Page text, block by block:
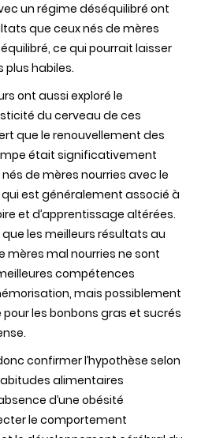
un régime déséquilibré ont
que ceux nés de mères
ce qui pourrait laisser
plus habiles.
ont aussi exploré le
du cerveau de ces
que le renouvellement des
était significativement
de mères nourries avec le
est généralement associé à
et d’apprentissage altérées.
les meilleurs résultats au
mères mal nourries ne sont
compétences
mais possiblement
les bonbons gras et sucrés
confirmer l’hypothèse selon
alimentaires
d’une obésité
le comportement